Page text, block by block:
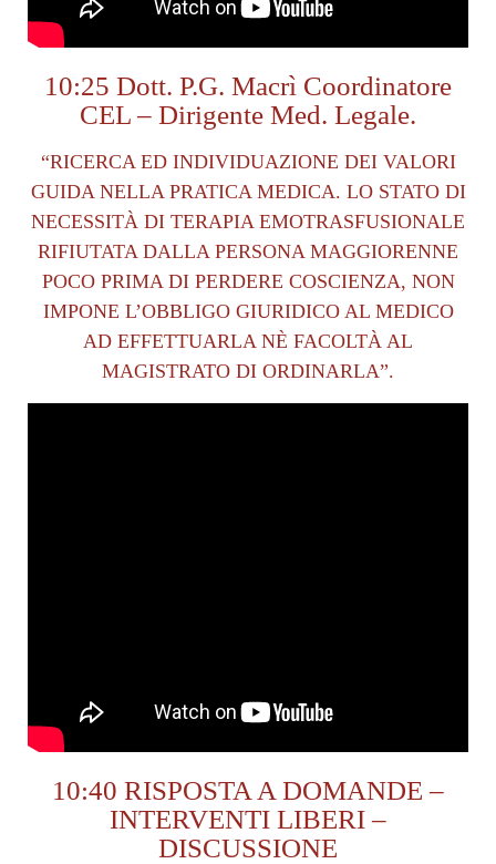
10:25 Dott. P.G. Macrì Coordinatore
CEL – Dirigente Med. Legale.
“RICERCA ED INDIVIDUAZIONE DEI VALORI
GUIDA NELLA PRATICA MEDICA. LO STATO DI
NECESSITÀ DI TERAPIA EMOTRASFUSIONALE
RIFIUTATA DALLA PERSONA MAGGIORENNE
POCO PRIMA DI PERDERE COSCIENZA, NON
IMPONE L’OBBLIGO GIURIDICO AL MEDICO
AD EFFETTUARLA NÈ FACOLTÀ AL
MAGISTRATO DI ORDINARLA”.
10:40 RISPOSTA A DOMANDE –
INTERVENTI LIBERI –
DISCUSSIONE